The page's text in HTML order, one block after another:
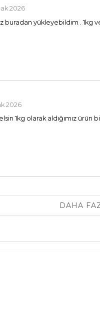
2026
buradan yükleyebildim . 1kg
2026
1kg olarak aldığımız
çok memnunum.
DAHA